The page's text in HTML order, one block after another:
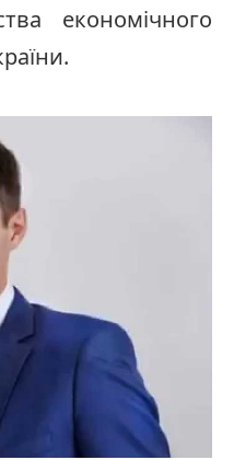
економічного